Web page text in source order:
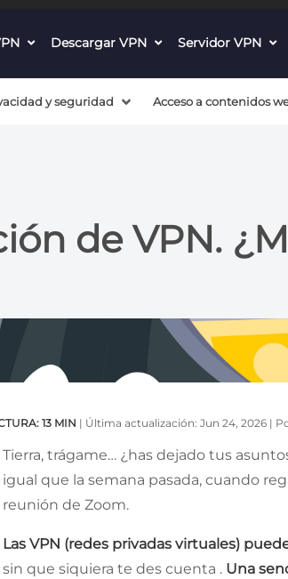
dropdown
Descargar VPN dropdown
Servidor VPN
y seguridad Acceso a contenidos
de VPN.
13 MIN | Última actualización: Jun 24, 2026 |
Tierra, trágame… ¿has dejado tus
igual que la semana pasada, cuando
reunión de Zoom.
Las VPN (redes privadas virtuales)
sin que siquiera te des cuenta . Una